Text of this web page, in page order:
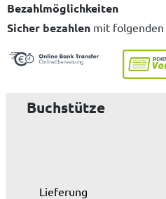
Bezahlmöglichkeiten
Sicher bezahlen mit folgenden
Buchstütze
Lieferung